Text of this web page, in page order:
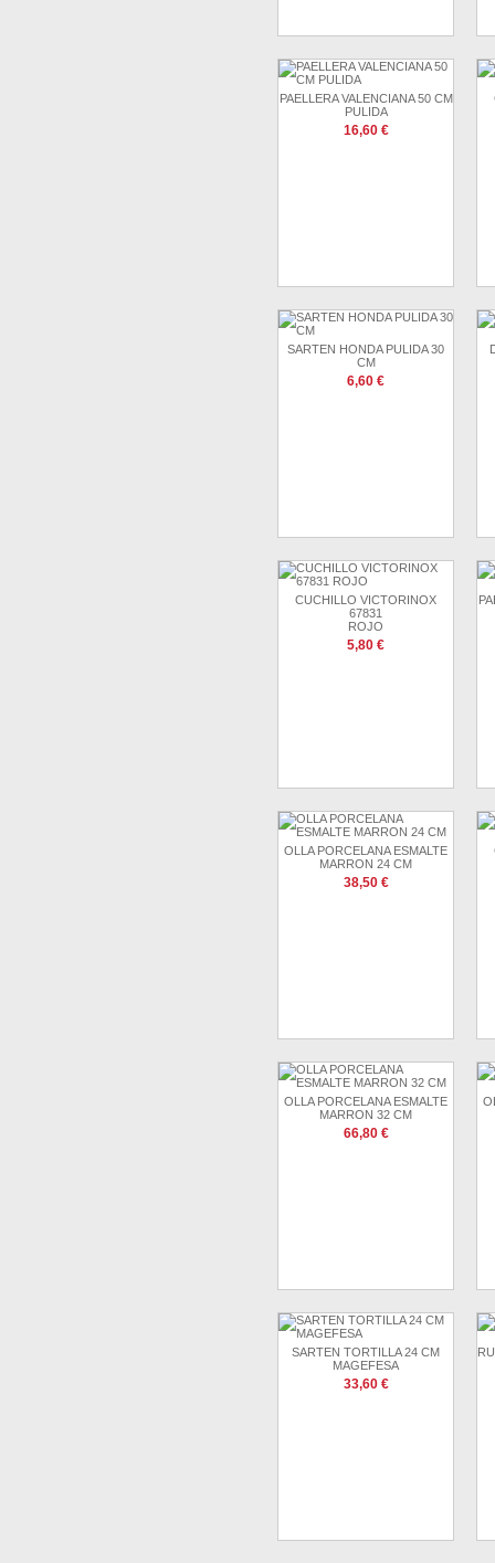
PAELLERA VALENCIANA 50 CM
PULIDA
16,60 €
SARTEN HONDA PULIDA 30
CM
6,60 €
CUCHILLO VICTORINOX
67831
ROJO
5,80 €
OLLA PORCELANA ESMALTE
MARRON 24 CM
38,50 €
OLLA PORCELANA ESMALTE
MARRON 32 CM
66,80 €
SARTEN TORTILLA 24 CM
MAGEFESA
33,60 €